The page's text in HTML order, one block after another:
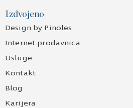
Oplemenjeni MDF: visoki sjaj
za svakodnevnu upotrebu?
savremenom enterijeru. Koristi se...